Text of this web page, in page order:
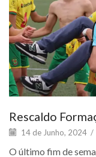
Rescaldo
14 de Junho, 2024 /
O último fim de